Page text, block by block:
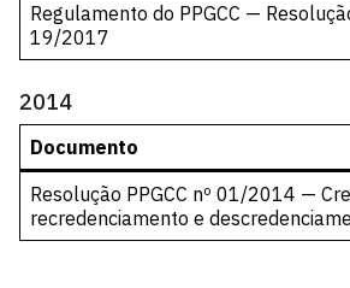
Regulamento do PPGCC —
19/2017
2014
Documento
Resolução PPGCC nº 01/2014 —
recredenciamento e